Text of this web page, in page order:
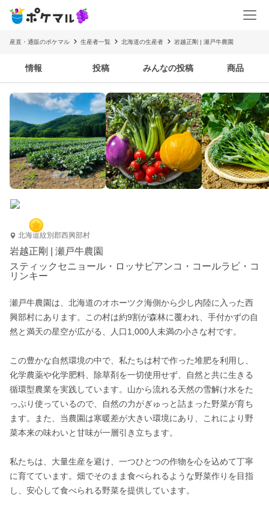
産直・通販のポケマル 生産者一覧 北海道の生産者 岩越正剛 | 瀬戸牛農園
情報 投稿 みんなの投稿 商品
北海道紋別郡西興部村
岩越正剛 | 瀬戸牛農園
スティックセニョール・ロッサビアンコ・コールラビ・コ
リンキー
瀬戸牛農園は、北海道のオホーツク海側から少し内陸に入った西
興部村にあります。この村は約9割が森林に覆われ、手付かずの自
然と満天の星空が広がる、人口1,000人未満の小さな村です。
この豊かな自然環境の中で、私たちは村で作った堆肥を利用し、
化学農薬や化学肥料、除草剤を一切使用せず、自然と共に生きる
循環型農業を実践しています。山から流れる天然の雪解け水をた
っぷり使っているので、自然の力がぎゅっと詰まった野菜が育ち
ます。また、当農園は寒暖差が大きい環境にあり、これにより野
菜本来の味わいと甘味が一層引き立ちます。
私たちは、大量生産を避け、一つひとつの作物を心を込めて丁寧
に育てています。畑でそのまま食べられるような野菜作りを目指
し、安心して食べられる野菜を提供しています。